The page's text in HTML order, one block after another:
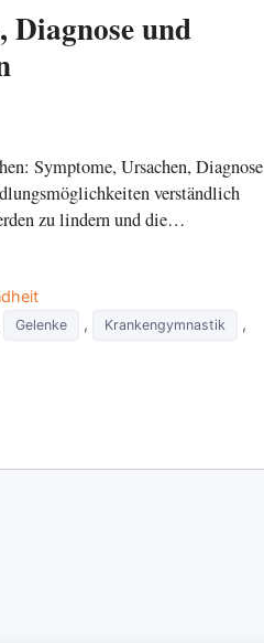
Diagnose und
Symptome, Ursachen, Diagnose
verständlich
zu lindern und die
Gelenke , Krankengymnastik ,